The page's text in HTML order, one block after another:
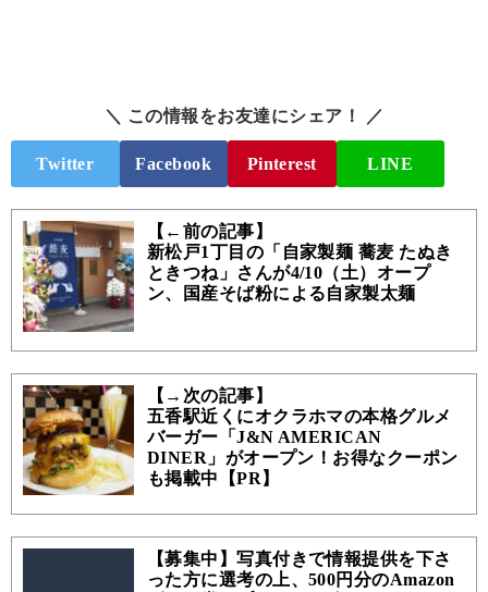
＼ この情報をお友達にシェア！ ／
Twitter Facebook Pinterest LINE
【←前の記事】
新松戸1丁目の「自家製麺 蕎麦 たぬき
ときつね」さんが4/10（土）オープ
ン、国産そば粉による自家製太麺
【→次の記事】
五香駅近くにオクラホマの本格グルメ
バーガー「J&N AMERICAN
DINER」がオープン！お得なクーポン
も掲載中【PR】
【募集中】写真付きで情報提供を下さ
った方に選考の上、500円分のAmazon